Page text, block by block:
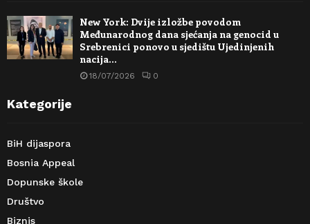
New York: Dvije izložbe povodom
Međunarodnog dana sjećanja na genocid u
Srebrenici ponovo u sjedištu Ujedinjenih
nacija…
18/07/2026 0
Kategorije
BiH dijaspora
Bosnia Appeal
Dopunske škole
Društvo
Biznis